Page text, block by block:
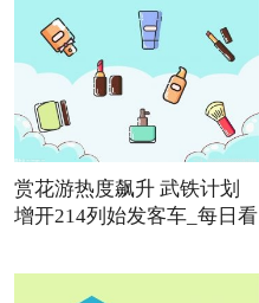
赏花游热度飙升 武铁计划
增开214列始发客车_每日看